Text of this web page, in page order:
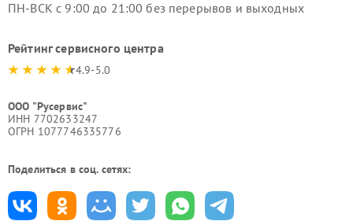
ПН-ВСК с 9:00 до 21:00 без перерывов и выходных
Рейтинг сервисного центра
4.9-5.0
ООО "Русервис"
ИНН 7702633247
ОГРН 1077746335776
Поделиться в соц. сетях: